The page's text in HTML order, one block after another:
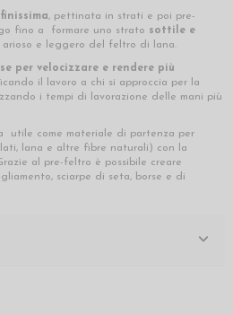
, pettinata in strati e poi pre-
fino a formare uno strato sottile e
arioso e leggero del feltro di lana.
per velocizzare e rendere più
il lavoro a chi si approccia per la
i tempi di lavorazione delle mani più
utile come materiale di partenza per
lana e altre fibre naturali) con la
al pre-feltro è possibile creare
sciarpe di seta, borse e di